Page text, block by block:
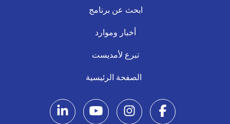
ابحث عن برنامج
أخبار وموارد
تبرع لأمديست
الصفحة الرئيسية